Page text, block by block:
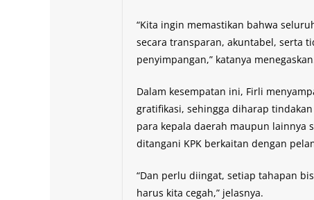
“Kita ingin memastikan bahwa
secara transparan, akuntabel, serta
penyimpangan,” katanya
Dalam kesempatan ini, Firli
gratifikasi, sehingga diharap
para kepala daerah maupun lainnya
ditangani KPK berkaitan dengan
“Dan perlu diingat, setiap tahapan
harus kita cegah,” jelasnya.